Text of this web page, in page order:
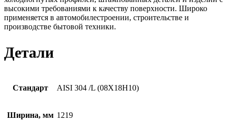
высокими требованиями к качеству поверхности. Широко
применяется в автомобилестроении, строительстве и
производстве бытовой техники.
Детали
Стандарт AISI 304 /L (08Х18Н10)
Ширина, мм 1219